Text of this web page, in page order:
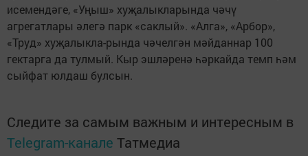
исемендәге, «Уңыш» хуҗалыкларында чәчү
агрегатлары әлегә парк «саклый». «Алга», «Арбор»,
«Труд» хуҗалыкла-рында чәчелгән мәйданнар 100
гектарга да тулмый. Кыр эшләренә һәркайда темп һәм
сыйфат юлдаш булсын.
Следите за самым важным и интересным в
Telegram-канале Татмедиа